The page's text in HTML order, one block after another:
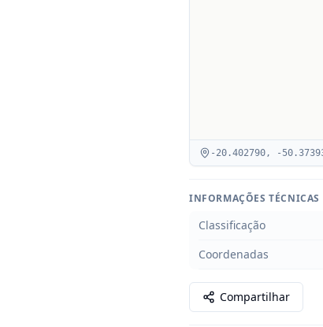
-20.402790, -
INFORMAÇÕES TÉCNICAS
Classificação
Coordenadas
Compartilhar